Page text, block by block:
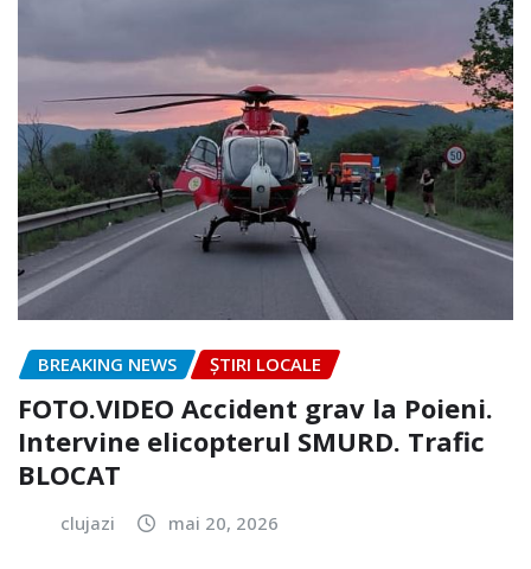
BREAKING NEWS ȘTIRI LOCALE
FOTO.VIDEO Accident grav la Poieni.
Intervine elicopterul SMURD. Trafic
BLOCAT
clujazi mai 20, 2026